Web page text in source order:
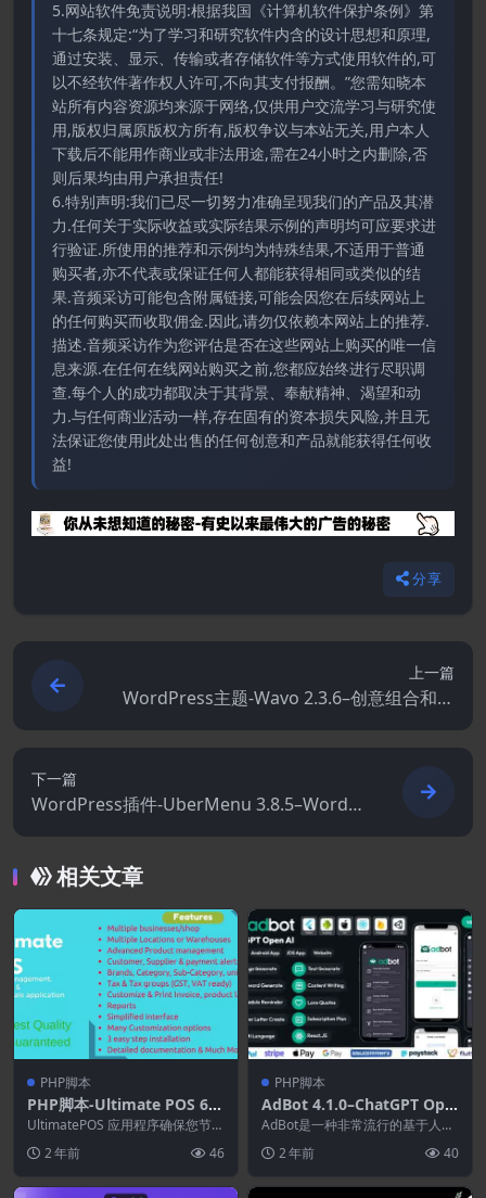
5.网站软件免责说明:根据我国《计算机软件保护条例》第
十七条规定:“为了学习和研究软件内含的设计思想和原理,
通过安装、显示、传输或者存储软件等方式使用软件的,可
以不经软件著作权人许可,不向其支付报酬。”您需知晓本
站所有内容资源均来源于网络,仅供用户交流学习与研究使
用,版权归属原版权方所有,版权争议与本站无关,用户本人
下载后不能用作商业或非法用途,需在24小时之内删除,否
则后果均由用户承担责任!
6.特别声明:我们已尽一切努力准确呈现我们的产品及其潜
力.任何关于实际收益或实际结果示例的声明均可应要求进
行验证.所使用的推荐和示例均为特殊结果,不适用于普通
购买者,亦不代表或保证任何人都能获得相同或类似的结
果.音频采访可能包含附属链接,可能会因您在后续网站上
的任何购买而收取佣金.因此,请勿仅依赖本网站上的推荐.
描述.音频采访作为您评估是否在这些网站上购买的唯一信
息来源.在任何在线网站购买之前,您都应始终进行尽职调
查.每个人的成功都取决于其背景、奉献精神、渴望和动
力.与任何商业活动一样,存在固有的资本损失风险,并且无
法保证您使用此处出售的任何创意和产品就能获得任何收
益!
分享
上一篇
WordPress主题-Wavo 2.3.6–创意组合和代
理主题
下一篇
WordPress插件-UberMenu 3.8.5–WordPr
ess Mega 菜单插件
相关文章
PHP脚本
PHP脚本-Ultimate POS 6.1
–最佳 ERP.库存管理.销售点
和发票应用程序
UltimatePOS 应用程序确保您节省
终极 ...
2 年前 46
PHP脚本
AdBot 4.1.0–ChatGPT Ope
n AI Android and iOS App
AdBot是一种非常流行的基于人工
话。聊天机器人有一...
2 年前 40